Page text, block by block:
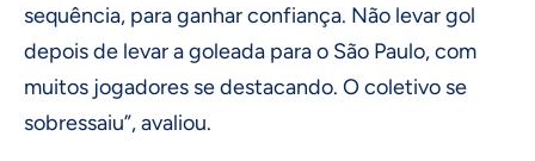
sequência, para ganhar confiança. Não levar gol
depois de levar a goleada para o São Paulo, com
muitos jogadores se destacando. O coletivo se
sobressaiu”, avaliou.